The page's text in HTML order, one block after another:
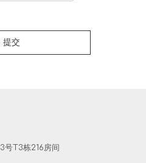
提交
号T3栋216房间